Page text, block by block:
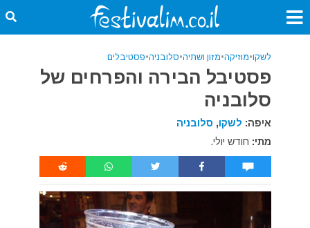
לשקו•מוזיקה•מזון ושתיה•סלובניה•פסטיבלים
פסטיבל הבירה והפרחים של
סלובניה
איפה: לשקו, סלובניה
מתי: חודש יולי.